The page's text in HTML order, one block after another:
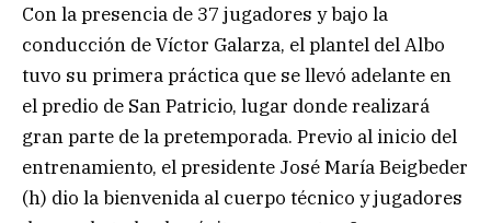
Con la presencia de 37 jugadores y bajo la
conducción de Víctor Galarza, el plantel del Albo
tuvo su primera práctica que se llevó adelante en
el predio de San Patricio, lugar donde realizará
gran parte de la pretemporada. Previo al inicio del
entrenamiento, el presidente José María Beigbeder
(h) dio la bienvenida al cuerpo técnico y jugadores